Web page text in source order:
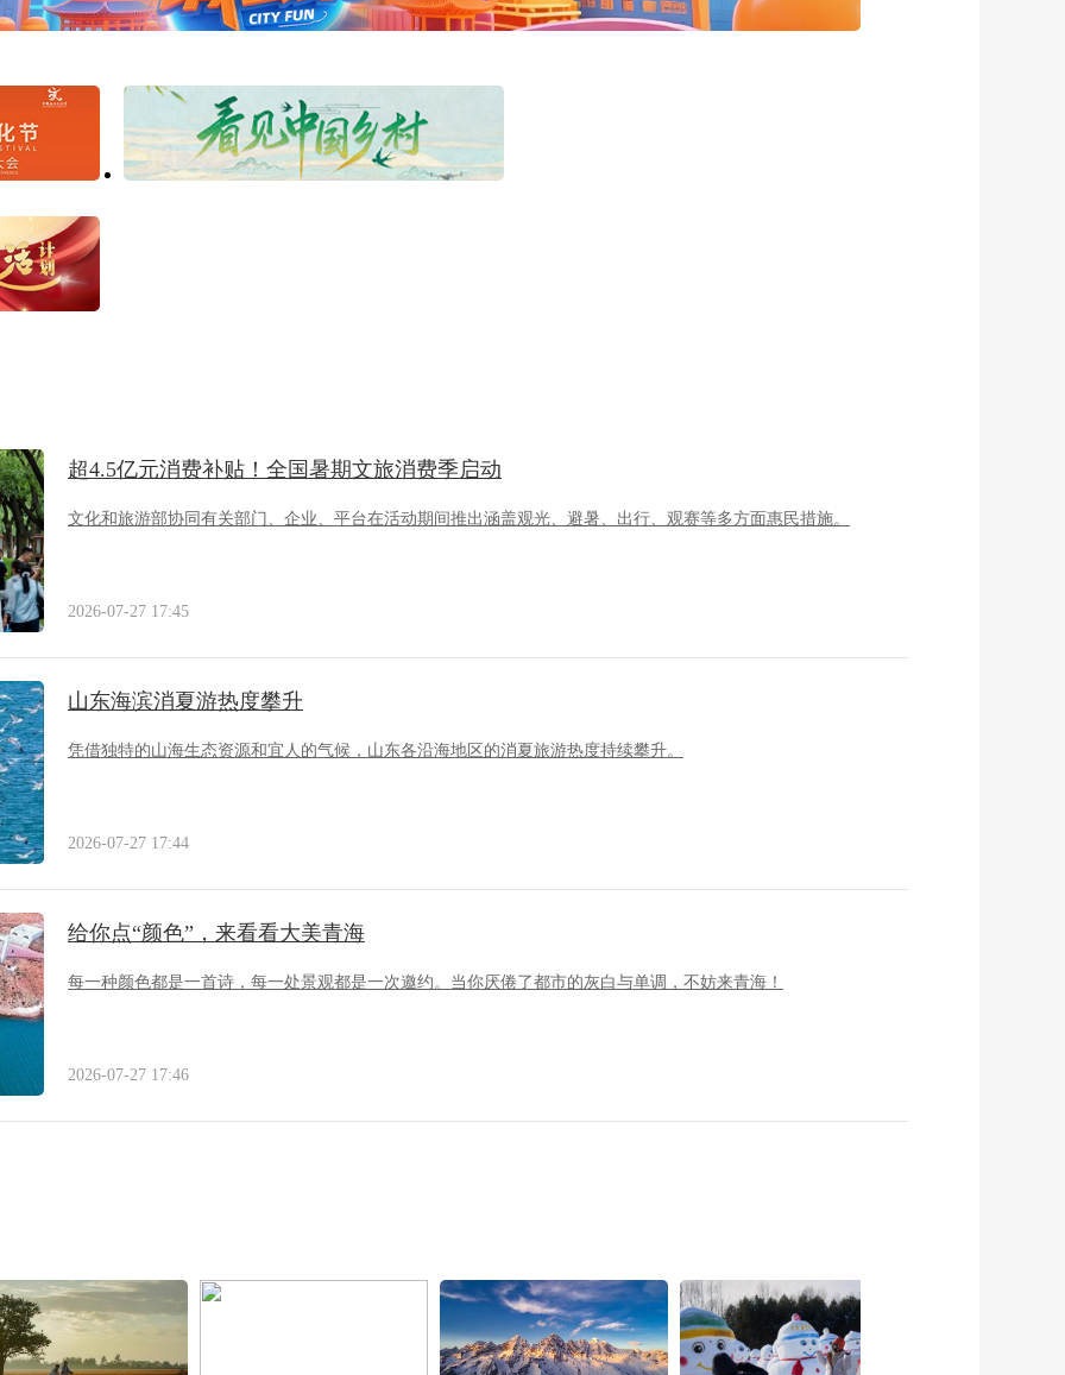
超4.5亿元消费补贴！全国暑期文旅消费季启动
文化和旅游部协同有关部门、企业、平台在活动期间推出涵盖观光、避暑、出行、观赛等多方面惠民措施。
2026-07-27 17:45
山东海滨消夏游热度攀升
凭借独特的山海生态资源和宜人的气候，山东各沿海地区的消夏旅游热度持续攀升。
2026-07-27 17:44
给你点“颜色”，来看看大美青海
每一种颜色都是一首诗，每一处景观都是一次邀约。当你厌倦了都市的灰白与单调，不妨来青海！
2026-07-27 17:46